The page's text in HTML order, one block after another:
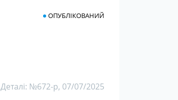
ОПУБЛІКОВАНИЙ
Деталі: №672-р, 07/07/2025